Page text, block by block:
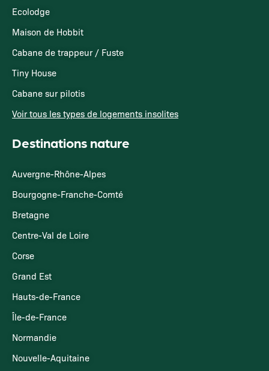
Ecolodge
Maison de Hobbit
Cabane de trappeur / Fuste
Tiny House
Cabane sur pilotis
Voir tous les types de logements insolites
Destinations nature
Auvergne-Rhône-Alpes
Bourgogne-Franche-Comté
Bretagne
Centre-Val de Loire
Corse
Grand Est
Hauts-de-France
Île-de-France
Normandie
Nouvelle-Aquitaine